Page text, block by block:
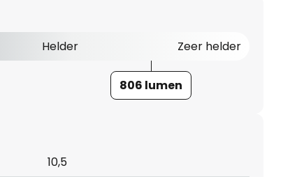
Helder Zeer helder
806 lumen
10,5